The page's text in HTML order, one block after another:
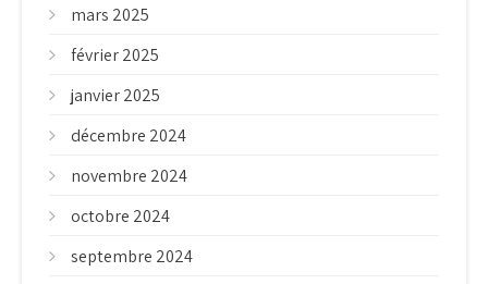
mars 2025
février 2025
janvier 2025
décembre 2024
novembre 2024
octobre 2024
septembre 2024